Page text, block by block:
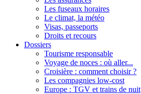
Les fuseaux horaires
Le climat, la météo
Visas, passeports
Droits et recours
Dossiers
Tourisme responsable
Voyage de noces : où aller...
Croisière : comment choisir ?
Les compagnies low-cost
Europe : TGV et trains de nuit